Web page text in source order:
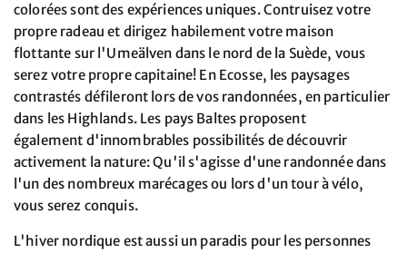
colorées sont des expériences uniques. Contruisez votre
propre radeau et dirigez habilement votre maison
flottante sur l'Umeälven dans le nord de la Suède, vous
serez votre propre capitaine! En Ecosse, les paysages
contrastés défileront lors de vos randonnées, en particulier
dans les Highlands. Les pays Baltes proposent
également d'innombrables possibilités de découvrir
activement la nature: Qu'il s'agisse d'une randonnée dans
l'un des nombreux marécages ou lors d'un tour à vélo,
vous serez conquis.
L'hiver nordique est aussi un paradis pour les personnes